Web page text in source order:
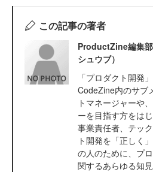
この記事の著者
ProductZine編集
シュウブ）
「プロダクト開発
CodeZine内のサブ
トマネージャーや
ーを目指す方をは
事業責任者、テッ
ト開発を「正しく
の人のために、プ
関するあらゆる知